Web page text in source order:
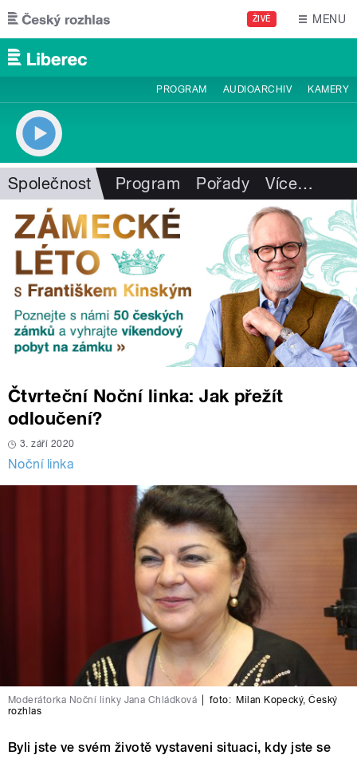
Přejít k hlavnímu obsahu
ŽIVĚ MENU
PROGRAM AUDIOARCHIV KAMERY
Společnost Program Pořady Více…
Čtvrteční Noční linka: Jak přežít
odloučení?
3. září 2020
Noční linka
Moderátorka Noční linky Jana Chládková foto: Milan Kopecký,Český
rozhlas
Byli jste ve svém životě vystaveni situaci, kdy jste se